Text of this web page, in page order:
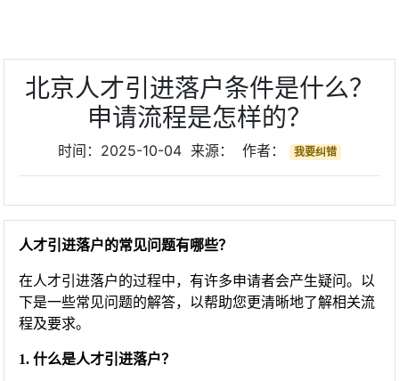
北京人才引进落户条件是什么？
申请流程是怎样的？
时间：2025-10-04 来源： 作者： 我要纠错
人才引进落户的常见问题有哪些？
在人才引进落户的过程中，有许多申请者会产生疑问。以
下是一些常见问题的解答，以帮助您更清晰地了解相关流
程及要求。
1. 什么是人才引进落户？